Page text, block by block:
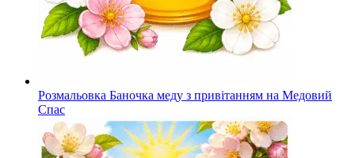
Розмальовка Баночка меду з привітанням на Медовий
Спас